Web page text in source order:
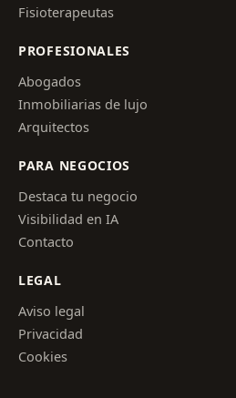
Fisioterapeutas
PROFESIONALES
Abogados
Inmobiliarias de lujo
Arquitectos
PARA NEGOCIOS
Destaca tu negocio
Visibilidad en IA
Contacto
LEGAL
Aviso legal
Privacidad
Cookies